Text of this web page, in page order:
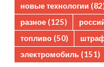
новые технологии
разное (125)
топливо (50)
электромобиль (151)